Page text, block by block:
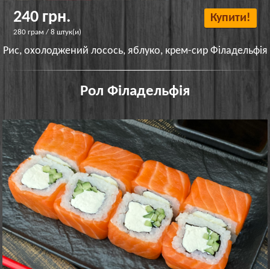
240 грн.
280 грам / 8 штук(и)
Купити!
Рис, охолоджений лосось, яблуко, крем-сир Філадельфія
Рол Філадельфія